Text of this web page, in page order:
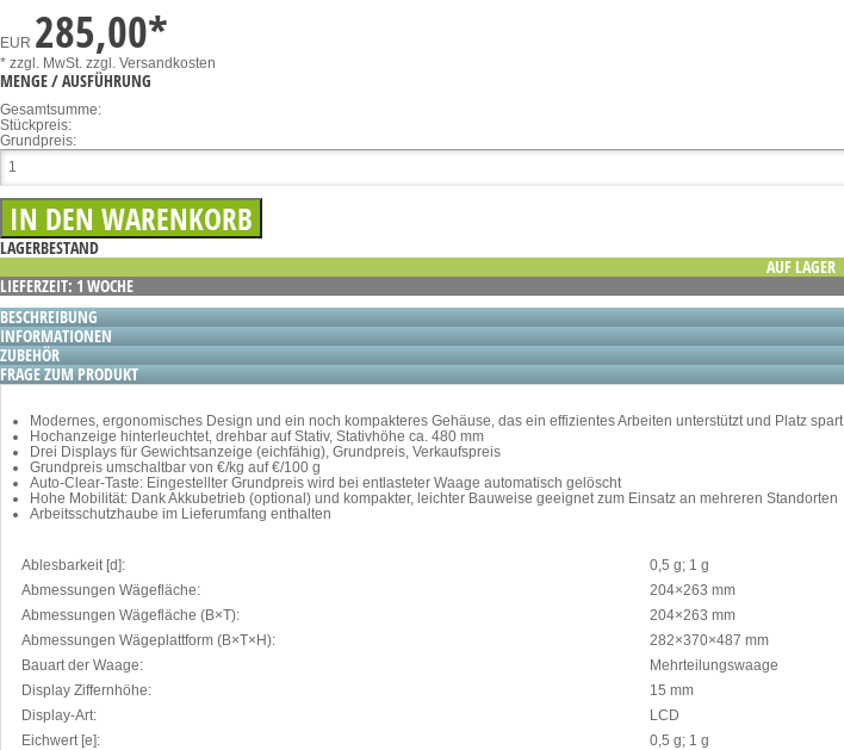
EUR 285,00*
* zzgl. MwSt. zzgl. Versandkosten
MENGE / AUSFÜHRUNG
Gesamtsumme:
Stückpreis:
Grundpreis:
LAGERBESTAND
AUF LAGER
LIEFERZEIT: 1 WOCHE
BESCHREIBUNG
INFORMATIONEN
ZUBEHÖR
FRAGE ZUM PRODUKT
Modernes, ergonomisches Design und ein noch kompakteres Gehäuse, das ein effizientes Arbeiten unterstützt und Platz spart
Hochanzeige hinterleuchtet, drehbar auf Stativ, Stativhöhe ca. 480 mm
Drei Displays für Gewichtsanzeige (eichfähig), Grundpreis, Verkaufspreis
Grundpreis umschaltbar von €/kg auf €/100 g
Auto-Clear-Taste: Eingestellter Grundpreis wird bei entlasteter Waage automatisch gelöscht
Hohe Mobilität: Dank Akkubetrieb (optional) und kompakter, leichter Bauweise geeignet zum Einsatz an mehreren Standorten
Arbeitsschutzhaube im Lieferumfang enthalten
Ablesbarkeit [d]:
0,5 g; 1 g
Abmessungen Wägefläche:
204×263 mm
Abmessungen Wägefläche (B×T):
204×263 mm
Abmessungen Wägeplattform (B×T×H):
282×370×487 mm
Bauart der Waage:
Mehrteilungswaage
Display Ziffernhöhe:
15 mm
Display-Art:
LCD
Eichwert [e]:
0,5 g; 1 g